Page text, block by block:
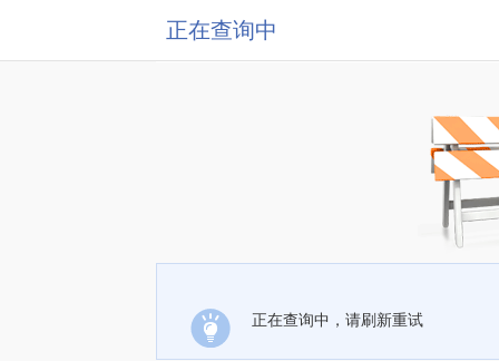
正在查询中
正在查询中，请刷新重试